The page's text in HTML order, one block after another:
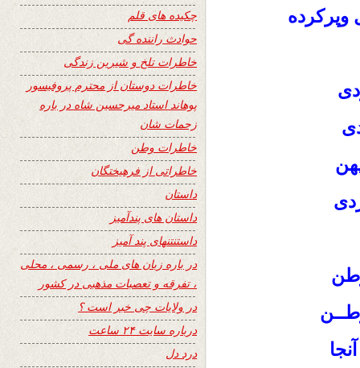
وپرکرده
چکیده های قلم
حوادث راننده گی
خاطرات تلخ و شیرین زندگی
خاطرات دوستان از محترم پروفیسور
پوهاند استاد میرحسین شاه در باره
زحمات شان
خاطرات وطن
خاطراتی از فرهیختگان
داستان
داستان های پندآمیز
داستنتنهای پند آمیز
در باره زبان های ملی ، رسمی ، محلی
، تفرقه و تعصبات مذهبی در کشور
در ولایات چی خبر است ؟
درباره سایت ۲۴ ساعت
درد دل